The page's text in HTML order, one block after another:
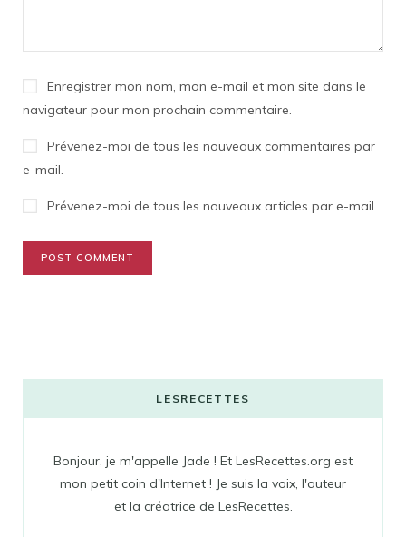
Enregistrer mon nom, mon e-mail et mon site dans le
navigateur pour mon prochain commentaire.
Prévenez-moi de tous les nouveaux commentaires par
e-mail.
Prévenez-moi de tous les nouveaux articles par e-mail.
LESRECETTES
Bonjour, je m'appelle Jade ! Et LesRecettes.org est
mon petit coin d'Internet ! Je suis la voix, l'auteur
et la créatrice de LesRecettes.